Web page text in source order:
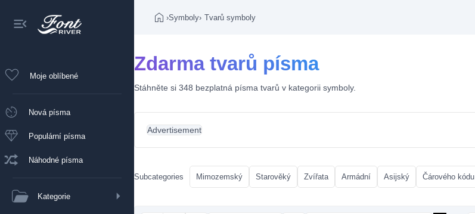
Moje oblíbené
Nová písma
Populární písma
Náhodné písma
Kategorie
›Symboly› Tvarů symboly
Zdarma tvarů písma
Stáhněte si 348 bezplatná písma tvarů v kategorii symboly.
Advertisement
Subcategories Mimozemský Starověký Zvířata Armádní Asijský Čárového kódu